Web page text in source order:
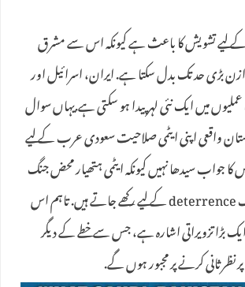
کے لیے تشویش کا باعث ہے کیونکہ اس سے مشرق
بڑی حد تک بدل سکتا ہے. ایران، اسرائیل اور
میں ایک نئی لہر پیدا ہو سکتی ہے.یہاں سوال
واقعی اپنی ایٹمی صلاحیت سعودی عرب کے لیے
جواب سیدھا نہیں کیونکہ ایٹمی ہتھیار محض جنگ
کے لیے نہیں بلکہ روک deterrence کے لیے رکھے جاتے ہیں. تاہم اس
بڑا تزویراتی اشارہ ہے، جس سے خطے کے دیگر
نظرثانی کرنے پر مجبور ہوں گے.